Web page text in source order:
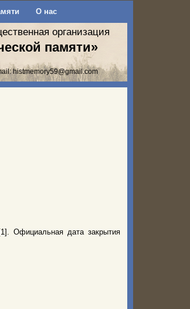
О нас
организация
памяти»
histmemory59@gmail.com
Официальная дата закрытия